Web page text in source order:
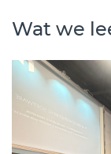
Wat we